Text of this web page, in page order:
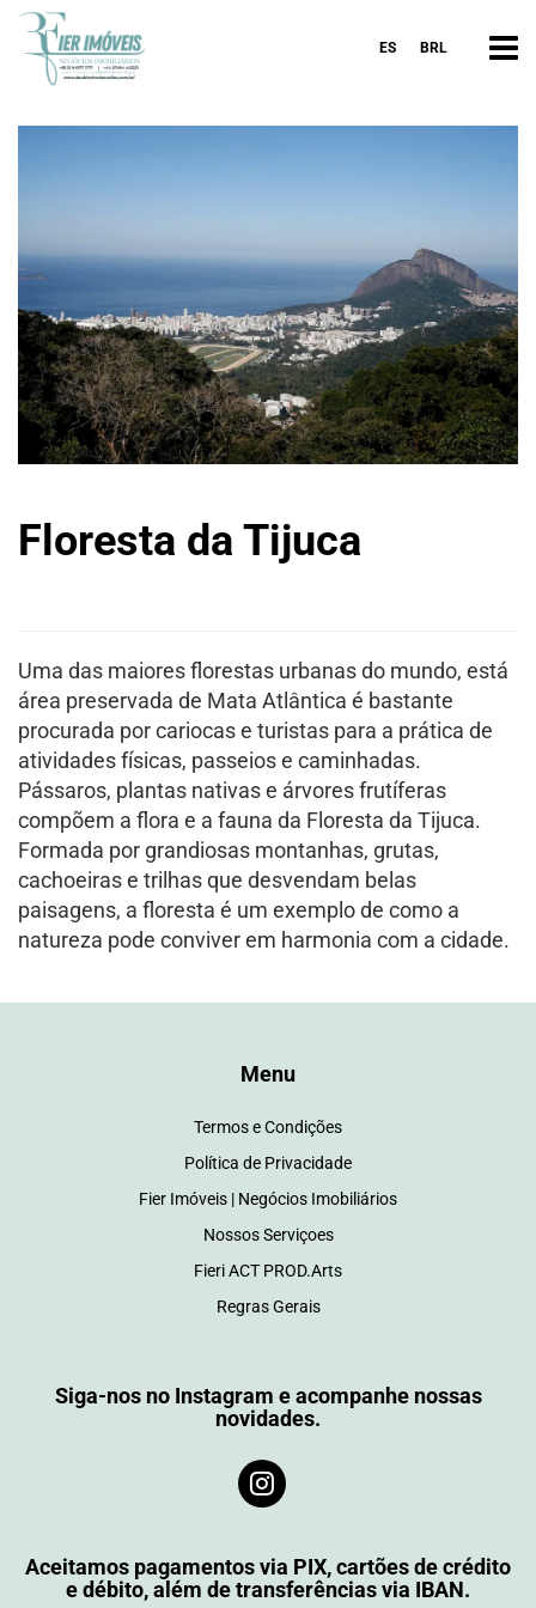
ES BRL
Floresta da Tijuca
Uma das maiores florestas urbanas do mundo, está
área preservada de Mata Atlântica é bastante
procurada por cariocas e turistas para a prática de
atividades físicas, passeios e caminhadas.
Pássaros, plantas nativas e árvores frutíferas
compõem a flora e a fauna da Floresta da Tijuca.
Formada por grandiosas montanhas, grutas,
cachoeiras e trilhas que desvendam belas
paisagens, a floresta é um exemplo de como a
natureza pode conviver em harmonia com a cidade.
Menu
Termos e Condições
Política de Privacidade
Fier Imóveis | Negócios Imobiliários
Nossos Serviçoes
Fieri ACT PROD.Arts
Regras Gerais
Siga-nos no Instagram e acompanhe nossas
novidades.
Aceitamos pagamentos via PIX, cartões de crédito
e débito, além de transferências via IBAN.